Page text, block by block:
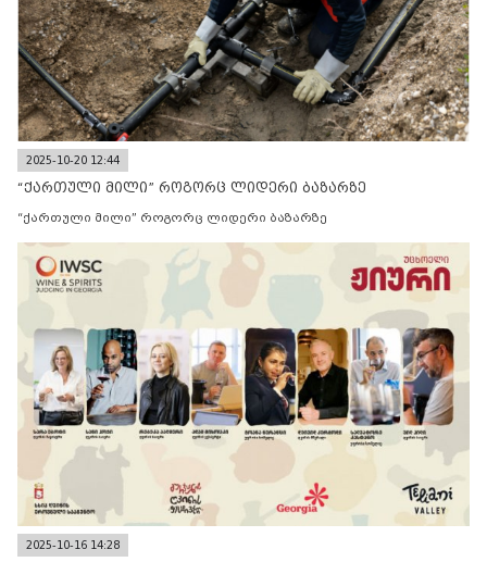
2025-10-20 12:44
“ქართული მილი” როგორც ლიდერი ბაზარზე
“ქართული მილი” როგორც ლიდერი ბაზარზე
2025-10-16 14:28